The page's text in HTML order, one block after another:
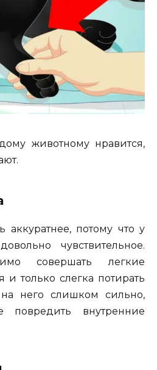
животному нравится,
аккуратнее, потому что у
чувствительное.
совершать легкие
только слегка потирать
него слишком сильно,
внутренние